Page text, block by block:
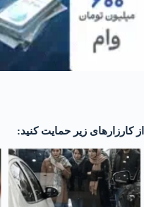
از کارزارهای زیر حمایت کنید: